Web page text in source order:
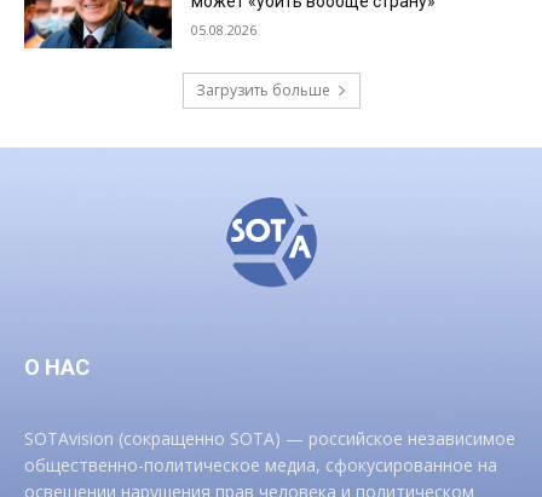
05.08.2026
Загрузить больше
О НАС
SOTAvision (сокращенно SOTA) — российское независимое
общественно-политическое медиа, сфокусированное на
освещении нарушения прав человека и политическом